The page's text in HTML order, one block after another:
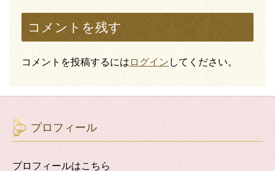
コメントを残す
コメントを投稿するには ログイン してください。
プロフィール
プロフィールはこちら